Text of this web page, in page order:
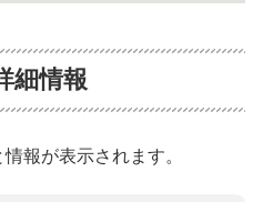
細情報
報が表示されます。